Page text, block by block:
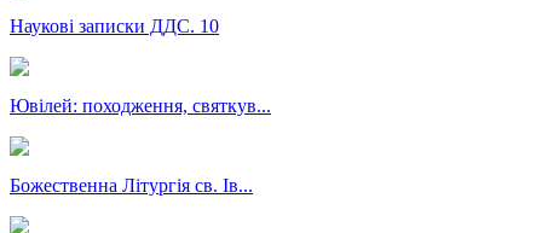
Наукові записки ДДС. 10
Ювілей: походження, святкув...
Божественна Літургія св. Ів...